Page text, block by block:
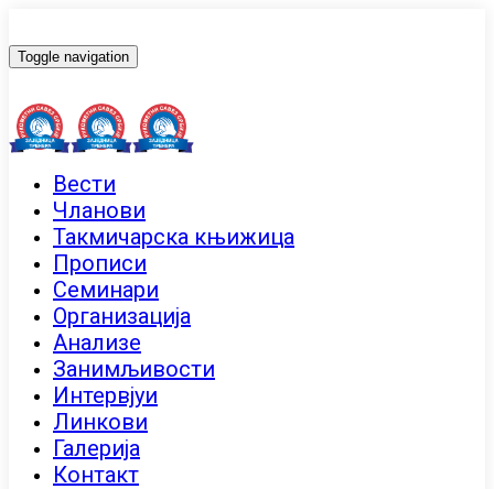
Toggle navigation
Вести
Чланови
Такмичарска књижица
Прописи
Семинари
Организација
Анализе
Занимљивости
Интервјуи
Линкови
Галерија
Контакт